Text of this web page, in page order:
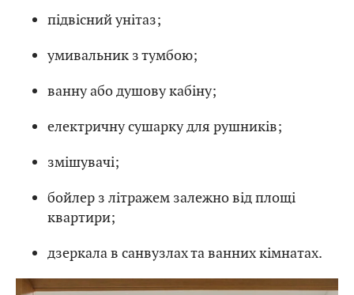
підвісний унітаз;
умивальник з тумбою;
ванну або душову кабіну;
електричну сушарку для рушників;
змішувачі;
бойлер з літражем залежно від площі
квартири;
дзеркала в санвузлах та ванних кімнатах.